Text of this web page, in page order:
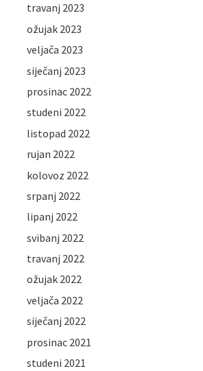
travanj 2023
ožujak 2023
veljača 2023
siječanj 2023
prosinac 2022
studeni 2022
listopad 2022
rujan 2022
kolovoz 2022
srpanj 2022
lipanj 2022
svibanj 2022
travanj 2022
ožujak 2022
veljača 2022
siječanj 2022
prosinac 2021
studeni 2021